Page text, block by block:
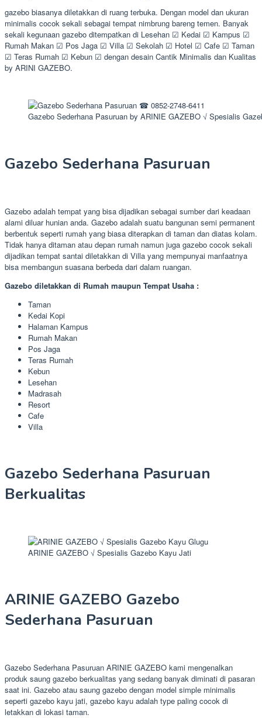
gazebo biasanya diletakkan di ruang terbuka. Dengan model dan ukuran
minimalis cocok sekali sebagai tempat nimbrung bareng temen. Banyak
sekali kegunaan gazebo ditempatkan di Lesehan ☑ Kedai ☑ Kampus ☑
Rumah Makan ☑ Pos Jaga ☑ Villa ☑ Sekolah ☑ Hotel ☑ Cafe ☑ Taman
☑ Teras Rumah ☑ Kebun ☑ dengan desain Cantik Minimalis dan Kualitas
by ARINI GAZEBO.
Gazebo Sederhana Pasuruan by ARINIE GAZEBO √ Spesialis
Gazebo Sederhana Pasuruan
Gazebo adalah tempat yang bisa dijadikan sebagai sumber dari keadaan
alami diluar hunian anda. Gazebo adalah suatu bangunan semi permanent
berbentuk seperti rumah yang biasa diterapkan di taman dan diatas kolam.
Tidak hanya ditaman atau depan rumah namun juga gazebo cocok sekali
dijadikan tempat santai diletakkan di Villa yang mempunyai manfaatnya
bisa membangun suasana berbeda dari dalam ruangan.
Gazebo diletakkan di Rumah maupun Tempat Usaha :
Taman
Kedai Kopi
Halaman Kampus
Rumah Makan
Pos Jaga
Teras Rumah
Kebun
Lesehan
Madrasah
Resort
Cafe
Villa
Gazebo Sederhana Pasuruan
Berkualitas
ARINIE GAZEBO √ Spesialis Gazebo Kayu Jati
ARINIE GAZEBO Gazebo
Sederhana Pasuruan
Gazebo Sederhana Pasuruan ARINIE GAZEBO kami mengenalkan
produk saung gazebo berkualitas yang sedang banyak diminati di pasaran
saat ini. Gazebo atau saung gazebo dengan model simple minimalis
seperti gazebo kayu jati, gazebo kayu adalah type paling cocok di
letakkan di lokasi taman.